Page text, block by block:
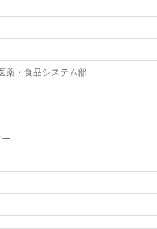
薬・食品システム部